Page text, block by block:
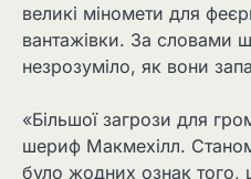
великі міномети для
вантажівки. За словами
незрозуміло, як вони
«Більшої загрози для
шериф Макмехілл.
було жодних ознак того,